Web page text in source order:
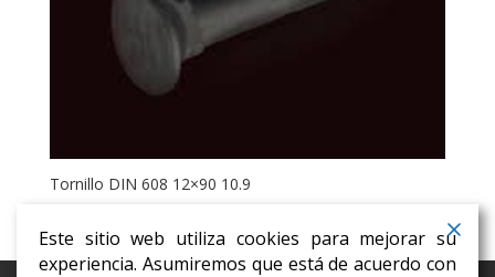
Tornillo DIN 608 12×90 10.9
Este sitio web utiliza cookies para mejorar su
experiencia. Asumiremos que está de acuerdo con